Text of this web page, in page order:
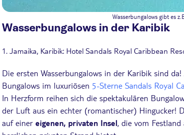
Wasserbungalows gibt es
Wasserbungalows in der Karibik
1. Jamaika, Karibik: Hotel Sandals Royal Caribbean
Die ersten Wasserbungalows in der Karibik sind
Bungalows im luxuriösen 5-Sterne Sandals Royal
In Herzform reihen sich die spektakulären
der Luft aus ein echter (romantischer) Hingucker!
auf einer eigenen, privaten Insel, die vom